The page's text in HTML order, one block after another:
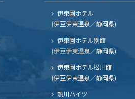
伊東園ホテル
(伊豆伊東温泉／静岡県)
伊東園ホテル別館
(伊豆伊東温泉／静岡県)
伊東園ホテル松川館
(伊豆伊東温泉／静岡県)
熱川ハイツ